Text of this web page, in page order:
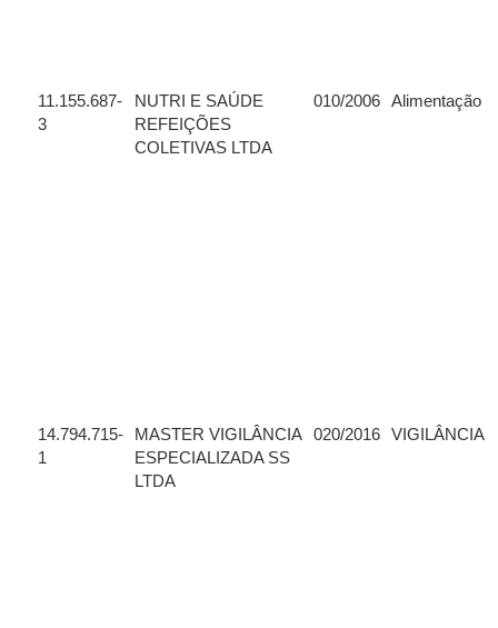
11.155.687-
3
NUTRI E SAÚDE
REFEIÇÕES
COLETIVAS LTDA
010/2006 Alimentação
14.794.715-
1
MASTER VIGILÂNCIA
ESPECIALIZADA SS
LTDA
020/2016 VIGILÂNCIA